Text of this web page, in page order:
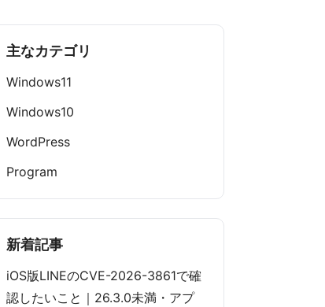
主なカテゴリ
Windows11
Windows10
WordPress
Program
新着記事
iOS版LINEのCVE-2026-3861で確
認したいこと｜26.3.0未満・アプ